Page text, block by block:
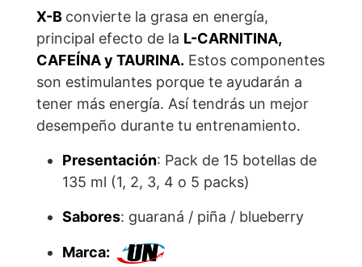
X-B convierte la grasa en energía,
principal efecto de la L-CARNITINA,
CAFEÍNA y TAURINA. Estos componentes
son estimulantes porque te ayudarán a
tener más energía. Así tendrás un mejor
desempeño durante tu entrenamiento.
Presentación: Pack de 15 botellas de
135 ml (1, 2, 3, 4 o 5 packs)
Sabores: guaraná / piña / blueberry
Marca: